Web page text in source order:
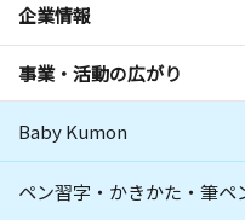
企業情報
事業・活動の広がり
Baby Kumon
ペン習字・かきかた・筆ペ